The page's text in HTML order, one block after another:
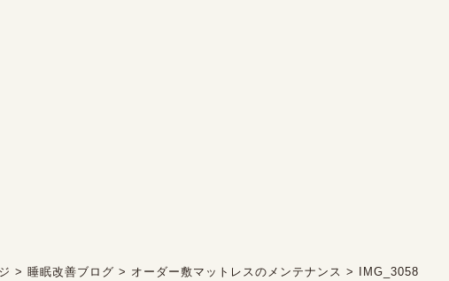
> 睡眠改善ブログ > オーダー敷マットレスのメンテナンス > IMG_3058